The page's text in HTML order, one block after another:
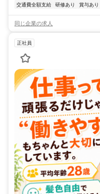
交通費全額支給
研修あり 賞与あり
同じ企業の求人
正社員